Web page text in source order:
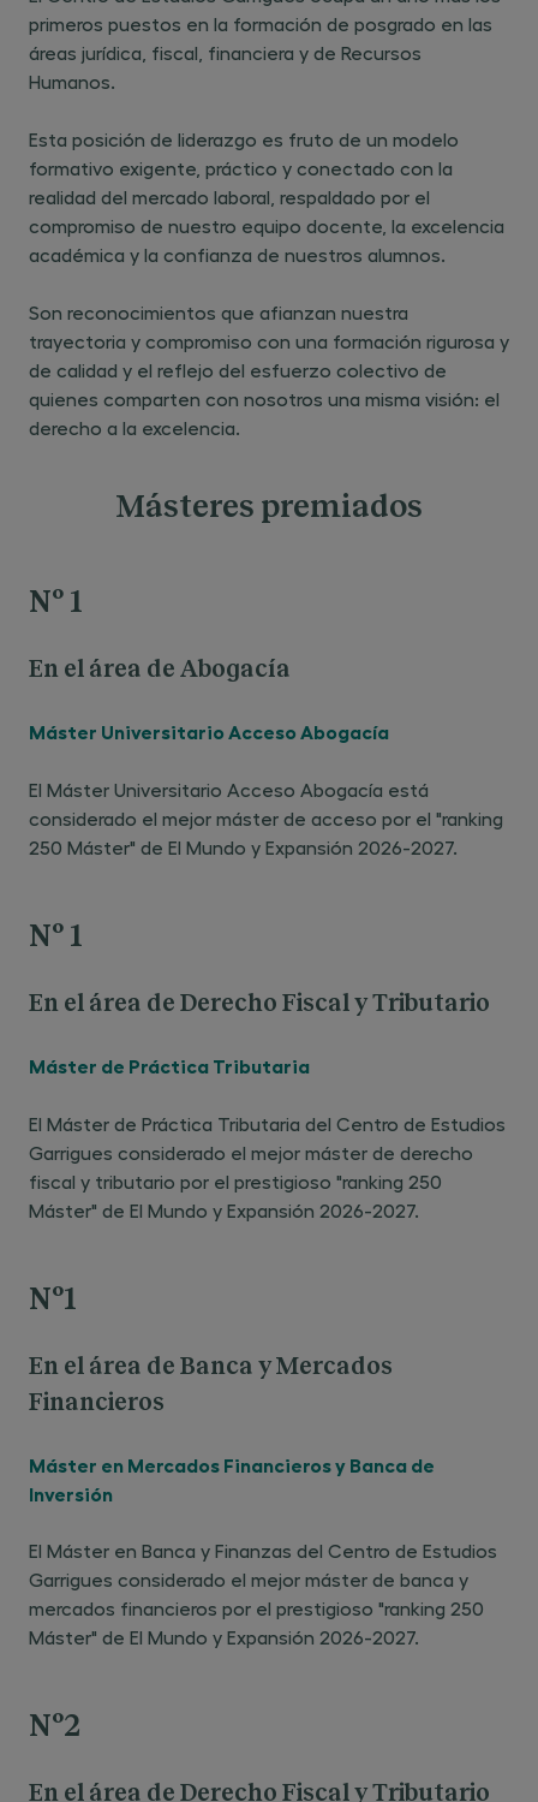
primeros puestos en la formación de posgrado en las
áreas jurídica, fiscal, financiera y de Recursos
Humanos.
Esta posición de liderazgo es fruto de un modelo
formativo exigente, práctico y conectado con la
realidad del mercado laboral, respaldado por el
compromiso de nuestro equipo docente, la excelencia
académica y la confianza de nuestros alumnos.
Son reconocimientos que afianzan nuestra
trayectoria y compromiso con una formación rigurosa y
de calidad y el reflejo del esfuerzo colectivo de
quienes comparten con nosotros una misma visión: el
derecho a la excelencia.
Másteres premiados
Nº 1
En el área de Abogacía
Máster Universitario Acceso Abogacía
El Máster Universitario Acceso Abogacía está
considerado el mejor máster de acceso por el "ranking
250 Máster" de El Mundo y Expansión 2026-2027.
Nº 1
En el área de Derecho Fiscal y Tributario
Máster de Práctica Tributaria
El Máster de Práctica Tributaria del Centro de Estudios
Garrigues considerado el mejor máster de derecho
fiscal y tributario por el prestigioso "ranking 250
Máster" de El Mundo y Expansión 2026-2027.
Nº1
En el área de Banca y Mercados
Financieros
Máster en Mercados Financieros y Banca de
Inversión
El Máster en Banca y Finanzas del Centro de Estudios
Garrigues considerado el mejor máster de banca y
mercados financieros por el prestigioso "ranking 250
Máster" de El Mundo y Expansión 2026-2027.
Nº2
En el área de Derecho Fiscal y Tributario